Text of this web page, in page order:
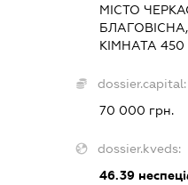
МІСТО
КІМНАТА 450
dossier.capital:
70 000 грн.
dossier.kveds:
46.39